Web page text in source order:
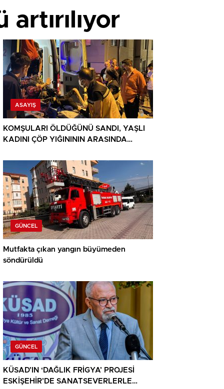
ASAYIŞ
KOMŞULARI ÖLDÜĞÜNÜ SANDI, YAŞLI
KADINI ÇÖP YIĞINININ ARASINDA
GÜNCEL
Mutfakta çıkan yangın büyümeden
söndürüldü
GÜNCEL
KÜSAD’IN ‘DAĞLIK FRİGYA’ PROJESİ
ESKİŞEHİR’DE SANATSEVERLERLE